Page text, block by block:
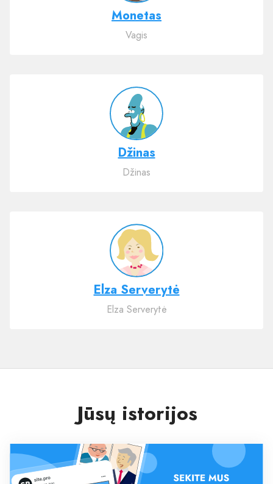
Monetas
Vagis
Džinas
Džinas
Elza Serverytė
Elza Serverytė
Jūsų istorijos